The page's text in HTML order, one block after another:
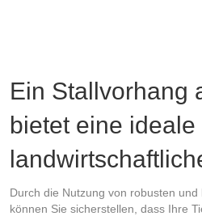
Ein Stallvorhang
bietet eine
Durch die Nutzung von robusten
können Sie sicherstellen, dass Ihre